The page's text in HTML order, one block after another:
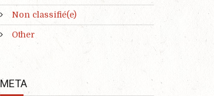
Non classifié(e)
Other
META